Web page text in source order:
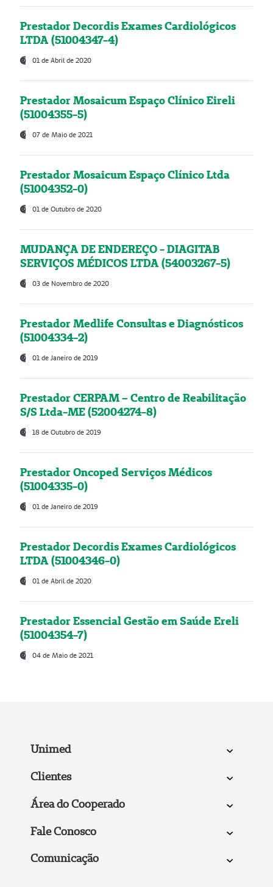
Prestador Decordis Exames Cardiológicos
LTDA (51004347-4)
01 de Abril de 2020
Prestador Mosaicum Espaço Clínico Eireli
(51004355-5)
07 de Maio de 2021
Prestador Mosaicum Espaço Clínico Ltda
(51004352-0)
01 de Outubro de 2020
MUDANÇA DE ENDEREÇO - DIAGITAB
SERVIÇOS MÉDICOS LTDA (54003267-5)
03 de Novembro de 2020
Prestador Medlife Consultas e Diagnósticos
(51004334-2)
01 de Janeiro de 2019
Prestador CERPAM – Centro de Reabilitação
S/S Ltda-ME (52004274-8)
18 de Outubro de 2019
Prestador Oncoped Serviços Médicos
(51004335-0)
01 de Janeiro de 2019
Prestador Decordis Exames Cardiológicos
LTDA (51004346-0)
01 de Abril de 2020
Prestador Essencial Gestão em Saúde Ereli
(51004354-7)
04 de Maio de 2021
Unimed
Clientes
Área do Cooperado
Fale Conosco
Comunicação